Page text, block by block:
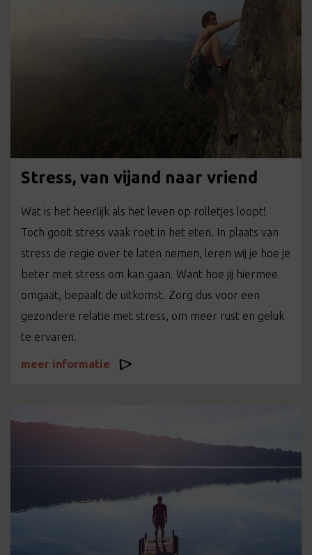
Stress, van vijand naar vriend
Wat is het heerlijk als het leven op rolletjes loopt!
Toch gooit stress vaak roet in het eten. In plaats van
stress de regie over te laten nemen, leren wij je hoe je
beter met stress om kan gaan. Want hoe jij hiermee
omgaat, bepaalt de uitkomst. Zorg dus voor een
gezondere relatie met stress, om meer rust en geluk
te ervaren.
meer informatie